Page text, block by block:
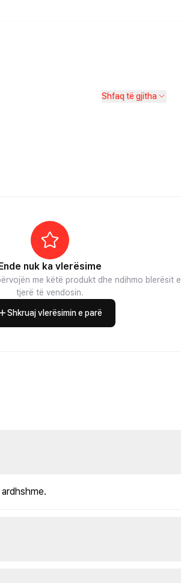
Shfaq të gjitha
nuk ka vlerësime
me këtë produkt dhe ndihmo blerësit e
tjerë të vendosin.
Shkruaj vlerësimin e parë